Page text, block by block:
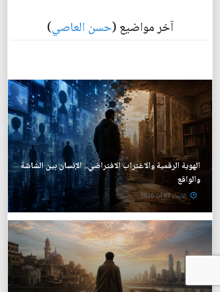
آخر مواضيع (حسن العاصي)
الهوية الرقمية والاغتراب الافتراضي.. الإنسان بين الشاشة
والواقع
الأربعاء 05 آب 2026